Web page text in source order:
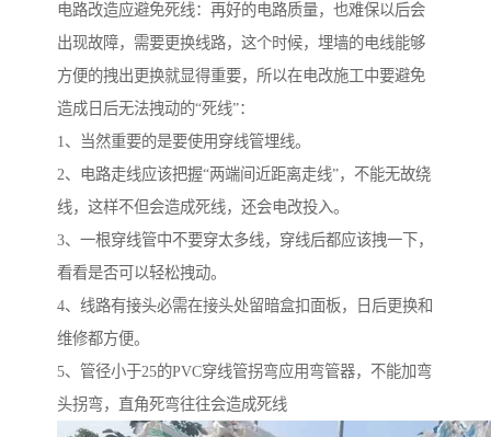
电路改造应避免死线：再好的电路质量，也难保以后会
出现故障，需要更换线路，这个时候，埋墙的电线能够
方便的拽出更换就显得重要，所以在电改施工中要避免
造成日后无法拽动的“死线”：
1、当然重要的是要使用穿线管埋线。
2、电路走线应该把握“两端间近距离走线”，不能无故绕
线，这样不但会造成死线，还会电改投入。
3、一根穿线管中不要穿太多线，穿线后都应该拽一下，
看看是否可以轻松拽动。
4、线路有接头必需在接头处留暗盒扣面板，日后更换和
维修都方便。
5、管径小于25的PVC穿线管拐弯应用弯管器，不能加弯
头拐弯，直角死弯往往会造成死线